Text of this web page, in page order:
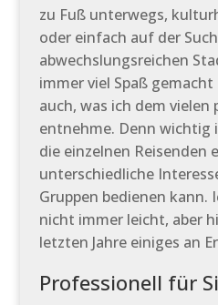
zu Fuß unterwegs,
oder einfach auf der
abwechslungsreichen
immer viel Spaß
auch, was ich dem vielen
entnehme. Denn wichtig
die einzelnen Reisenden
unterschiedliche
Gruppen bedienen kann.
nicht immer leicht, aber
letzten Jahre einiges an
Professionell für